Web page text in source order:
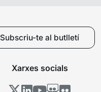
Subscriu-te al butlletí
Xarxes socials